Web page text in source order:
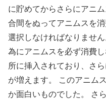
に貯めてからさらにアニ
合間をぬってアニムスを
選択しなければなりませ
為にアニムスを必ず消費
所に挿入されており、さ
が増えます。 このアニム
か面白いものでした。 さ